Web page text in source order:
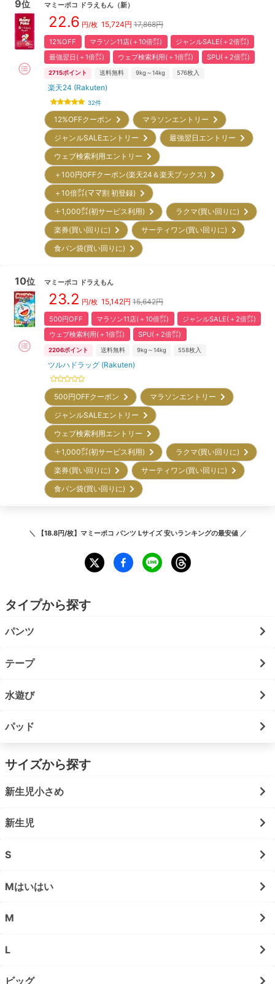
9位 マミーポコ ドラえもん （新）
22.6 円/枚 15,724円 17,868円
12%OFF マラソン11店(＋10倍㌽)
ジャンルSALE(＋2倍㌽)
最強翌日(＋1倍㌽)
ウェブ検索利用(＋1倍㌽) SPU(＋2倍㌽)
2715ポイント 送料無料 9kg～14kg 576枚入
楽天24 (Rakuten)
32件
12%OFFクーポン
マラソンエントリー
ジャンルSALEエントリー
最強翌日エントリー
ウェブ検索利用エントリー
＋100円OFFクーポン(楽天24＆楽天ブックス)
＋10倍㌽(ママ割 初登録)
＋1,000㌽(初サービス利用)
ラクマ(買い回りに)
楽券(買い回りに)
サーティワン(買い回りに)
食パン袋(買い回りに)
10位 マミーポコ ドラえもん
23.2 円/枚 15,142円 15,642円
500円OFF マラソン11店(＋10倍㌽)
ジャンルSALE(＋2倍㌽)
ウェブ検索利用(＋1倍㌽)
SPU(＋2倍㌽)
2206ポイント 送料無料 9kg～14kg 558枚入
ツルハドラッグ (Rakuten)
500円OFFクーポン
マラソンエントリー
ジャンルSALEエントリー
ウェブ検索利用エントリー
＋1,000㌽(初サービス利用)
ラクマ(買い回りに)
楽券(買い回りに)
サーティワン(買い回りに)
食パン袋(買い回りに)
＼ 【18.8円/枚】マミーポコ パンツ Lサイズ 安いランキングの最安値 ／
タイプから探す
パンツ
テープ
水遊び
パッド
サイズから探す
新生児小さめ
新生児
S
Mはいはい
M
L
ビッグ